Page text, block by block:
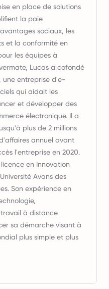
en place de solutions
la paie
sociaux, les
et la conformité en
les équipes à
Lucas a cofondé
une entreprise d'e-
qui aidait les
et développer des
électronique. Il a
plus de 2 millions
annuel avant
l'entreprise en 2020.
en Innovation
Avans des
Son expérience en
à distance
sa démarche visant à
plus simple et plus